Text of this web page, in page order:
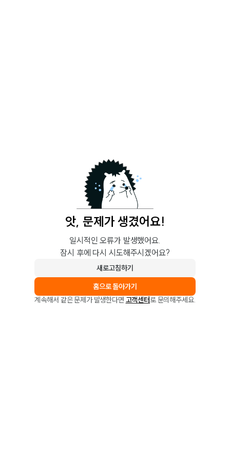
앗, 문제가 생겼어요!
일시적인 오류가 발생했어요.
잠시 후에 다시 시도해주시겠어요?
새로고침하기
홈으로 돌아가기
계속해서 같은 문제가 발생한다면 고객센터로 문의해주세요.